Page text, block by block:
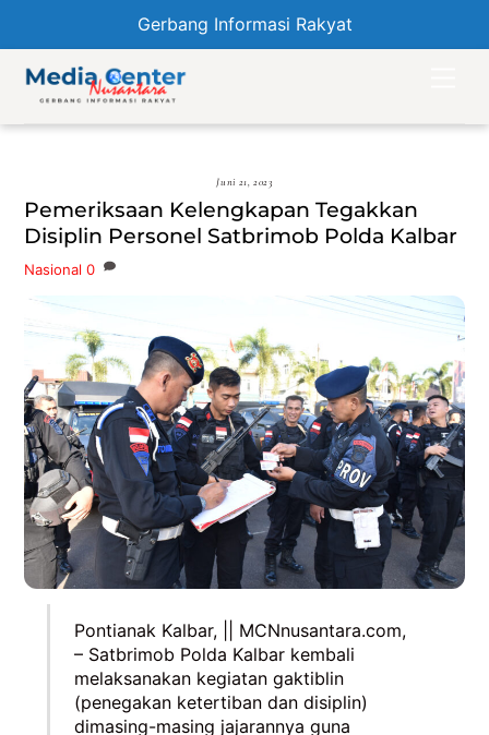
Gerbang Informasi Rakyat
content
Juni 21, 2023
Pemeriksaan Kelengkapan Tegakkan
Disiplin Personel Satbrimob Polda Kalbar
Nasional 0
Pontianak Kalbar, || MCNnusantara.com,
– Satbrimob Polda Kalbar kembali
melaksanakan kegiatan gaktiblin
(penegakan ketertiban dan disiplin)
dimasing-masing jajarannya guna